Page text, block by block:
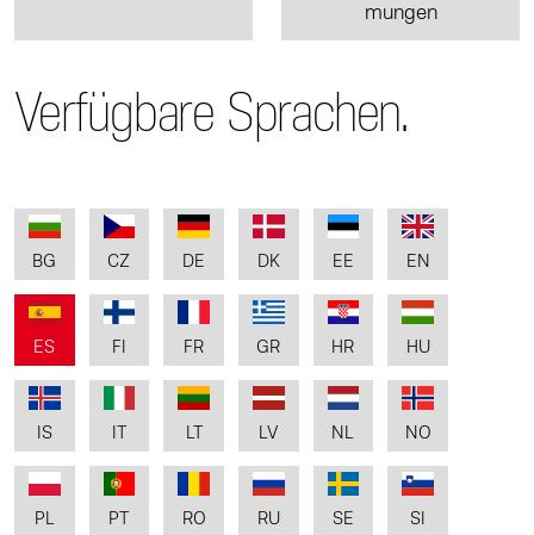
mungen
Verfügbare Sprachen.
BG CZ DE DK EE EN
ES FI FR GR HR HU
IS LT LV NL NO
PL PT RO RU SE SI